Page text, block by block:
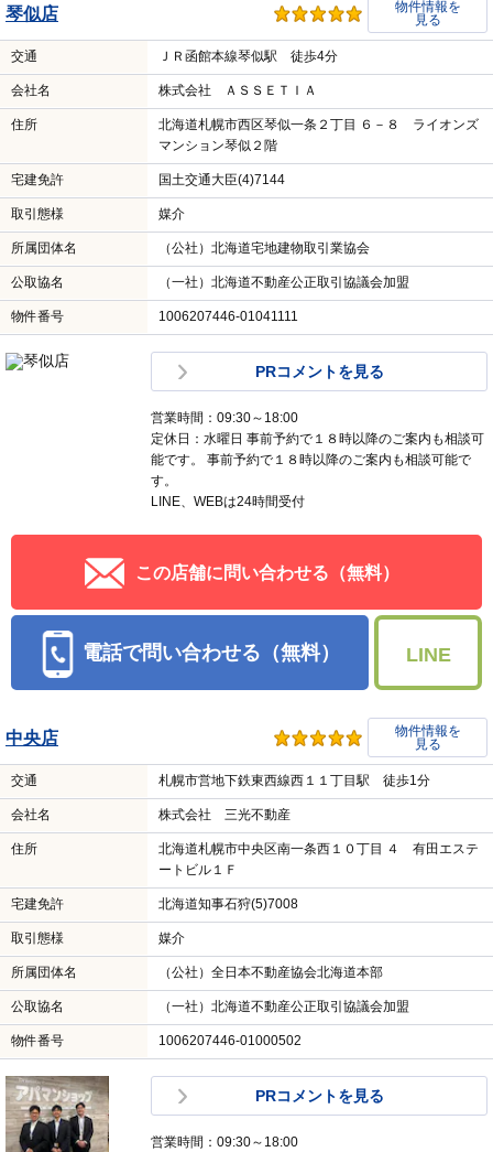
琴似店
物件情報を
見る
交通 ＪＲ函館本線琴似駅 徒歩4分
会社名 株式会社 ＡＳＳＥＴＩＡ
住所
北海道札幌市西区琴似一条２丁目 ６－８ ライオンズ
マンション琴似２階
宅建免許 国土交通大臣(4)7144
取引態様 媒介
所属団体名 （公社）北海道宅地建物取引業協会
公取協名 （一社）北海道不動産公正取引協議会加盟
物件番号 1006207446-01041111
PRコメントを見る
営業時間：09:30～18:00
定休日：水曜日 事前予約で１８時以降のご案内も相談可
能です。 事前予約で１８時以降のご案内も相談可能で
す。
LINE、WEBは24時間受付
この店舗に問い合わせる（無料）
電話で問い合わせる（無料） LINE
中央店
物件情報を
見る
交通 札幌市営地下鉄東西線西１１丁目駅 徒歩1分
会社名 株式会社 三光不動産
住所
北海道札幌市中央区南一条西１０丁目 ４ 有田エステ
ートビル１Ｆ
宅建免許 北海道知事石狩(5)7008
取引態様 媒介
所属団体名 （公社）全日本不動産協会北海道本部
公取協名 （一社）北海道不動産公正取引協議会加盟
物件番号 1006207446-01000502
PRコメントを見る
営業時間：09:30～18:00